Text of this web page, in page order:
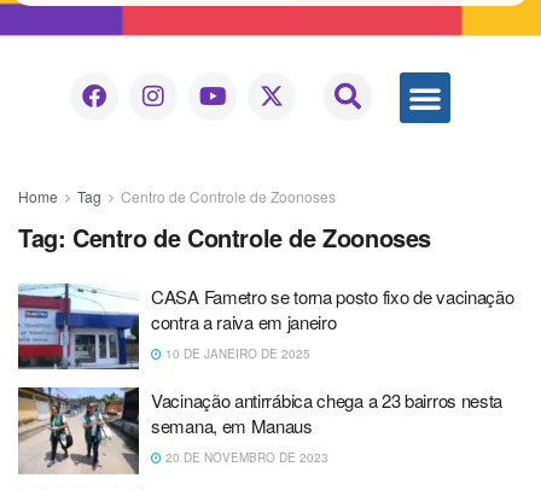
Home Tag Centro de Controle de Zoonoses
Tag: Centro de Controle de Zoonoses
CASA Fametro se torna posto fixo de vacinação
contra a raiva em janeiro
10 DE JANEIRO DE 2025
Vacinação antirrábica chega a 23 bairros nesta
semana, em Manaus
20 DE NOVEMBRO DE 2023